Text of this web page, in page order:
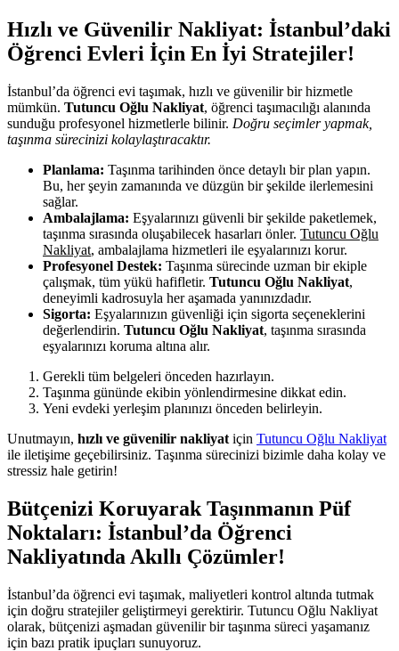
Hızlı ve Güvenilir Nakliyat: İstanbul’daki
Öğrenci Evleri İçin En İyi Stratejiler!
İstanbul’da öğrenci evi taşımak, hızlı ve güvenilir bir hizmetle
mümkün. Tutuncu Oğlu Nakliyat, öğrenci taşımacılığı alanında
sunduğu profesyonel hizmetlerle bilinir. Doğru seçimler yapmak,
taşınma sürecinizi kolaylaştıracaktır.
Planlama: Taşınma tarihinden önce detaylı bir plan yapın.
Bu, her şeyin zamanında ve düzgün bir şekilde ilerlemesini
sağlar.
Ambalajlama: Eşyalarınızı güvenli bir şekilde paketlemek,
taşınma sırasında oluşabilecek hasarları önler. Tutuncu Oğlu
Nakliyat, ambalajlama hizmetleri ile eşyalarınızı korur.
Profesyonel Destek: Taşınma sürecinde uzman bir ekiple
çalışmak, tüm yükü hafifletir. Tutuncu Oğlu Nakliyat,
deneyimli kadrosuyla her aşamada yanınızdadır.
Sigorta: Eşyalarınızın güvenliği için sigorta seçeneklerini
değerlendirin. Tutuncu Oğlu Nakliyat, taşınma sırasında
eşyalarınızı koruma altına alır.
Gerekli tüm belgeleri önceden hazırlayın.
Taşınma gününde ekibin yönlendirmesine dikkat edin.
Yeni evdeki yerleşim planınızı önceden belirleyin.
Unutmayın, hızlı ve güvenilir nakliyat için Tutuncu Oğlu Nakliyat
ile iletişime geçebilirsiniz. Taşınma sürecinizi bizimle daha kolay ve
stressiz hale getirin!
Bütçenizi Koruyarak Taşınmanın Püf
Noktaları: İstanbul’da Öğrenci
Nakliyatında Akıllı Çözümler!
İstanbul’da öğrenci evi taşımak, maliyetleri kontrol altında tutmak
için doğru stratejiler geliştirmeyi gerektirir. Tutuncu Oğlu Nakliyat
olarak, bütçenizi aşmadan güvenilir bir taşınma süreci yaşamanız
için bazı pratik ipuçları sunuyoruz.